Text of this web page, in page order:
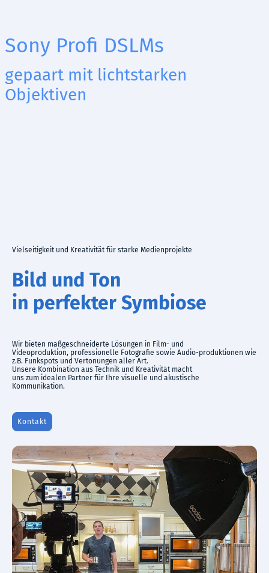
Sony Profi DSLMs
gepaart mit lichtstarken
Objektiven
Vielseitigkeit und Kreativität für starke Medienprojekte
Bild und Ton
in perfekter Symbiose
Wir bieten maßgeschneiderte Lösungen in Film- und
Videoproduktion, professionelle Fotografie sowie Audio-produktionen wie
z.B. Funkspots und Vertonungen aller Art.
Unsere Kombination aus Technik und Kreativität macht
uns zum idealen Partner für Ihre visuelle und akustische
Kommunikation.
Kontakt